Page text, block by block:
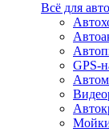
Всё для авто
GPS-